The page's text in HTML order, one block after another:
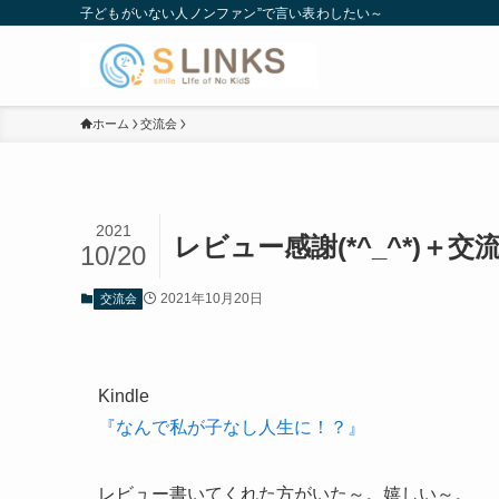
子どもがいない人ノンファン”で言い表わしたい～
ホーム 交流会
レビュー感謝(*^_^*)＋交
2021
10/20
交流会 2021年10月20日
Kindle
『なんで私が子なし人生に！？』
レビュー書いてくれた方がいた～。嬉しい～。